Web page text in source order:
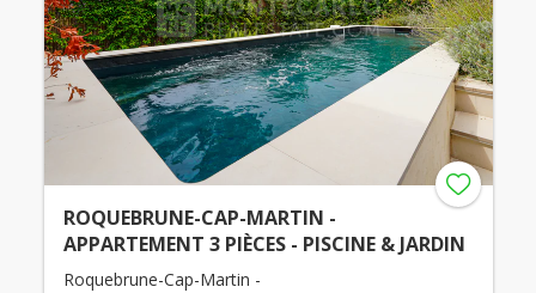
ROQUEBRUNE-CAP-MARTIN -
APPARTEMENT 3 PIÈCES - PISCINE & JARDIN
Roquebrune-Cap-Martin -